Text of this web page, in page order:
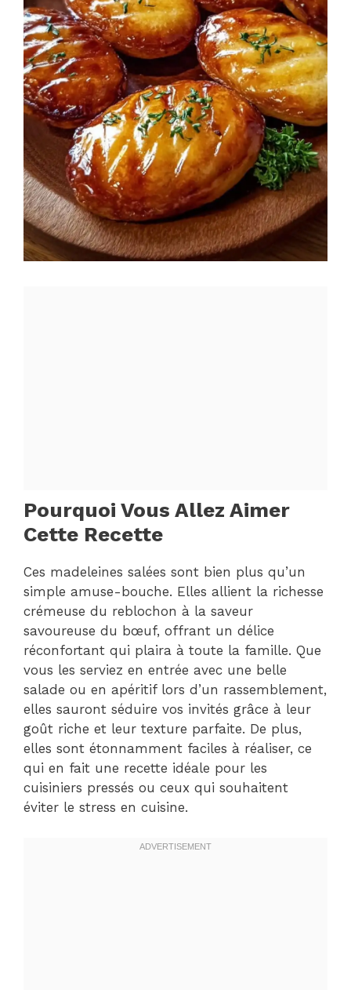
Pourquoi Vous Allez Aimer
Cette Recette
Ces madeleines salées sont bien plus qu’un
simple amuse-bouche. Elles allient la richesse
crémeuse du reblochon à la saveur
savoureuse du bœuf, offrant un délice
réconfortant qui plaira à toute la famille. Que
vous les serviez en entrée avec une belle
salade ou en apéritif lors d’un rassemblement,
elles sauront séduire vos invités grâce à leur
goût riche et leur texture parfaite. De plus,
elles sont étonnamment faciles à réaliser, ce
qui en fait une recette idéale pour les
cuisiniers pressés ou ceux qui souhaitent
éviter le stress en cuisine.